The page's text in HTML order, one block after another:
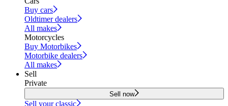
Buy cars
Oldtimer dealers
All makes
Motorcycles
Buy Motorbikes
Motorbike dealers
All makes
Sell
Private
Sell now
Sell your classic